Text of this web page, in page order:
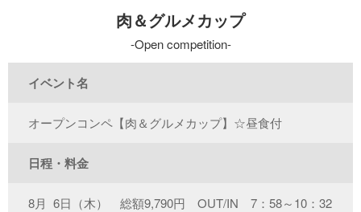
肉＆グルメカップ
Open competition
イベント名
オープンコンペ【肉＆グルメカップ】☆昼食付
日程・料金
8月 6日（木） 総額9,790円 OUT/IN 7：58～10：32